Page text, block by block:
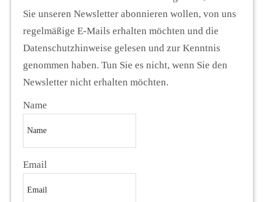
Sie unseren Newsletter abonnieren wollen, von uns
regelmäßige E-Mails erhalten möchten und die
Datenschutzhinweise gelesen und zur Kenntnis
genommen haben. Tun Sie es nicht, wenn Sie den
Newsletter nicht erhalten möchten.
Name
Email